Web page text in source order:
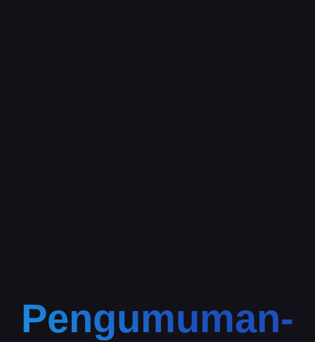
Pengumuman-